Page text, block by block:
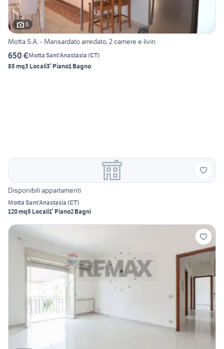
6
Motta S.A. - Mansardato arredato, 2 camere e livin
650 €Motta Sant'Anastasia (CT)
85 mq3 Locali3° Piano1 Bagno
Disponibili appartamenti
Motta Sant'Anastasia (CT)
120 mq5 Locali1° Piano2 Bagni